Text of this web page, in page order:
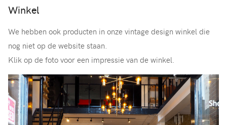
Winkel
We hebben ook producten in onze vintage design winkel die
nog niet op de website staan.
Klik op de foto voor een impressie van de winkel.